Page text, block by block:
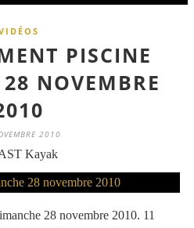
PISCINE
NOVEMBRE
2010
Kayak
28 novembre 2010. 11